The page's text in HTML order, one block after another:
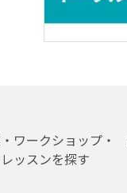
ワークショップ・
ッスンを探す